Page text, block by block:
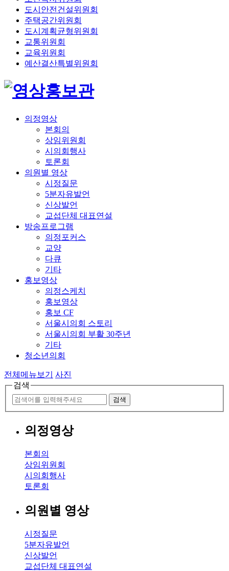
도시안전건설위원회
주택공간위원회
도시계획균형위원회
교통위원회
교육위원회
예산결산특별위원회
의정영상
본회의
상임위원회
시의회행사
토론회
의원별 영상
시정질문
5분자유발언
신상발언
교섭단체 대표연설
방송프로그램
의정포커스
교양
다큐
기타
홍보영상
의정스케치
홍보영상
홍보 CF
서울시의회 스토리
서울시의회 부활 30주년
기타
청소년의회
전체메뉴보기
사진
검색
검색
의정영상
본회의
상임위원회
시의회행사
토론회
의원별 영상
시정질문
5분자유발언
신상발언
교섭단체 대표연설